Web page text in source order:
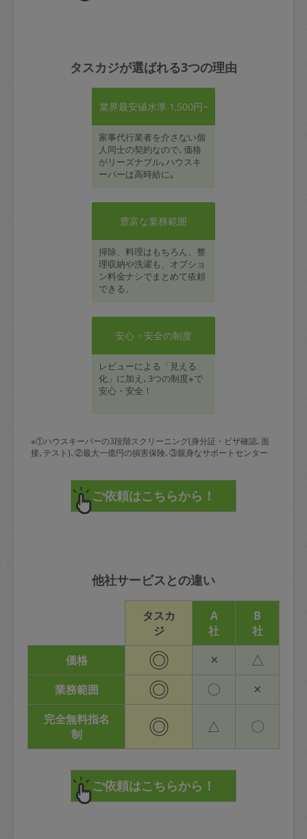
タスカジが選ばれる3つの理由
業界最安値水準 1,500円~
家事代行業者を介さない個
人同士の契約なので､価格
がリーズナブル｡ハウスキ
ーパーは高時給に｡
豊富な業務範囲
掃除、料理はもちろん、整
理収納や洗濯も、オプショ
ン料金ナシでまとめて依頼
できる。
安心・安全の制度
レビューによる「見える
化」に加え､3つの制度※で
安心・安全！
※①ハウスキーパーの3段階スクリーニング(身分証・ビザ確認､面
接､テスト)､②最大一億円の損害保険､③親身なサポートセンター
他社サービスとの違い
タスカ
ジ
A
社
B
社
価格
◎ × △
業務範囲 ◎ 〇 ×
完全無料指名
制
◎ △ 〇